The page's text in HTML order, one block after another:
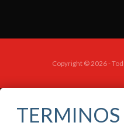
Copyright © 2026 -
TERMINOS